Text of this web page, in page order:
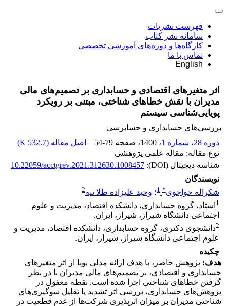
فهرست نشریات
سامانه نشر کتاب
کارگاه‌ها و دوره‌های آموزشی تخصصی
تماس با ما
English
اثر متغیرهای اقتصادی و حسابداری بر تصمیم‌های مالی
مدیران با نقش خطاهای شناختی، مبتنی بر رویکرد
پویایی‌شناسی سیستم
بررسی‏‌های حسابداری و حسابرسی
دوره 28، شماره 1
، 1400 ، صفحه 54-79 اصل مقاله (532.7 K
)
نوع مقاله: مقاله علمی پژوهشی
شناسه دیجیتال (DOI):
10.22059/acctgrev.2021.312630.1008457
نویسندگان
شکراله خواجوی*
1؛ وحید علیزاده طلا تپه2
1 استاد، گروه حسابداری، دانشکده اقتصاد، مدیریت و علوم
اجتماعی دانشگاه شیراز، شیراز، ایران.
2دانشجوی دکتری، گروه حسابداری، دانشکده اقتصاد، مدیریت و
علوم اجتماعی دانشگاه شیراز، شیراز، ایران.
چکیده
هدف: پژوهش حاضر، با هدف ارائه مدلی پویا از اثر متغیرهای
حسابداری و اقتصادی، بر تصمیم‌های مالی مدیران با در نظر
گرفتن خطاهای شناختی اجرا شده است. نقطه مغفول در
پژوهش‌های حسابداری، بررسی اثر تشدید یا تقلیل سوگیری‌های
شناختی مدیران بر میزان اثرپذیری شرکت‌ها از عدم قطعیت در